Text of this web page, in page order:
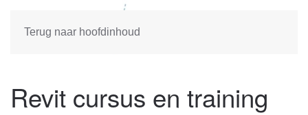
Terug naar hoofdinhoud
Revit cursus en training